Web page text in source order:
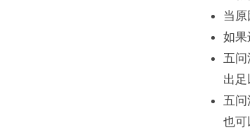
当
如果
五问
出足
五问
也可